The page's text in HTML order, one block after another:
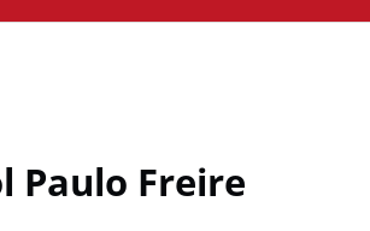
Paulo Freire